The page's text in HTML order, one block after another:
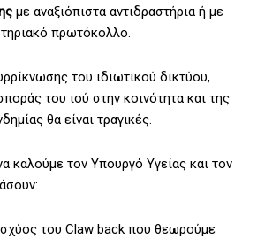
με αναξιόπιστα αντιδραστήρια ή με
πρωτόκολλο.
του ιδιωτικού δικτύου,
του ιού στην κοινότητα και της
θα είναι τραγικές.
καλούμε τον Υπουργό Υγείας και τον
του Claw back που θεωρούμε